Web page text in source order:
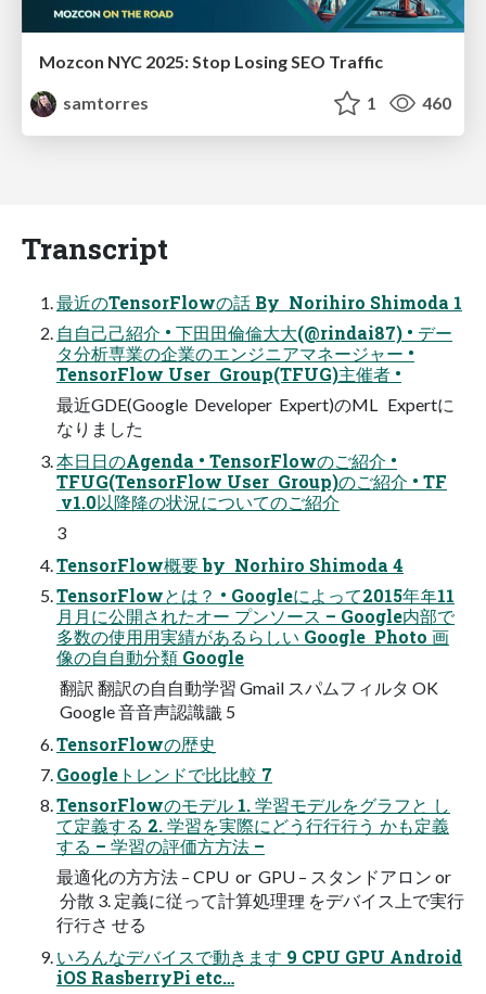
Mozcon NYC 2025: Stop Losing SEO Traffic
samtorres
1 460
Transcript
最近のTensorFlowの話 By Norihiro Shimoda 1
⾃自⼰己紹介 • 下⽥田倫倫⼤大(@rindai87) • デー
タ分析専業の企業のエンジニアマネージャー •
TensorFlow User Group(TFUG)主催者 •
最近GDE(Google Developer Expert)のML Expertに
なりました
本⽇日のAgenda • TensorFlowのご紹介 •
TFUG(TensorFlow User Group)のご紹介 • TF
v1.0以降降の状況についてのご紹介
3
TensorFlow概要 by Norhiro Shimoda 4
TensorFlowとは？ • Googleによって2015年年11
⽉月に公開されたオー プンソース – Google内部で
多数の使⽤用実績があるらしい Google Photo 画
像の⾃自動分類 Google
翻訳 翻訳の⾃自動学習 Gmail スパムフィルタ OK
Google ⾳音声認識識 5
TensorFlowの歴史
Googleトレンドで⽐比較 7
TensorFlowのモデル 1. 学習モデルをグラフと し
て定義する 2. 学習を実際にどう⾏行行う かも定義
する – 学習の評価⽅方法 –
最適化の⽅方法 – CPU or GPU – スタンドアロン or
分散 3. 定義に従って計算処理理 をデバイス上で実⾏
行行さ せる
いろんなデバイスで動きます 9 CPU GPU Android
iOS RasberryPi etc…